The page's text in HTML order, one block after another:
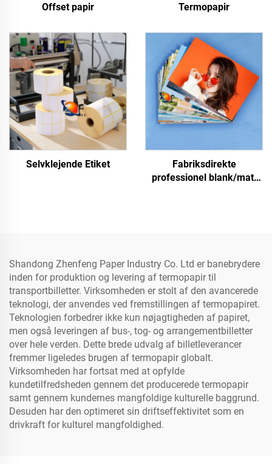
Offset papir Termopapir
Selvklejende Etiket
Fabriksdirekte
professionel blank/matt
Shandong Zhenfeng Paper Industry Co. Ltd er banebrydere
inden for produktion og levering af termopapir til
transportbilletter. Virksomheden er stolt af den avancerede
teknologi, der anvendes ved fremstillingen af termopapiret.
Teknologien forbedrer ikke kun nøjagtigheden af papiret,
men også leveringen af bus-, tog- og arrangementbilletter
over hele verden. Dette brede udvalg af billetleverancer
fremmer ligeledes brugen af termopapir globalt.
Virksomheden har fortsat med at opfylde
kundetilfredsheden gennem det producerede termopapir
samt gennem kundernes mangfoldige kulturelle baggrund.
Desuden har den optimeret sin driftseffektivitet som en
drivkraft for kulturel mangfoldighed.